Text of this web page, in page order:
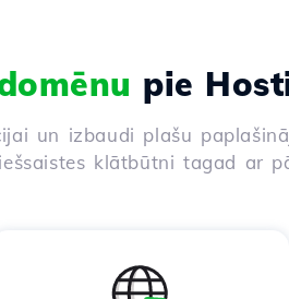
pie
un izbaudi plašu
klātbūtni tagad ar